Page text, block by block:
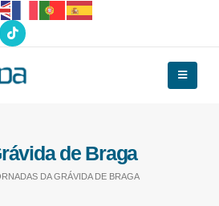
de Braga
DA GRÁVIDA DE BRAGA